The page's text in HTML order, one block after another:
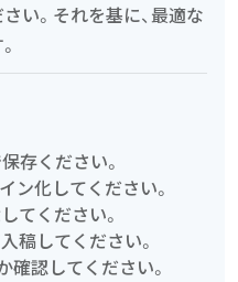
い。それを基に、最適な
存ください。
ン化してください。
てください。
稿してください。
確認してください。